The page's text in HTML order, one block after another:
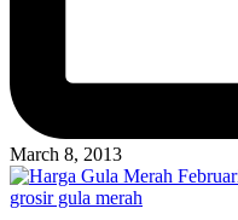
March 8, 2013
Posted
grosir gula merah